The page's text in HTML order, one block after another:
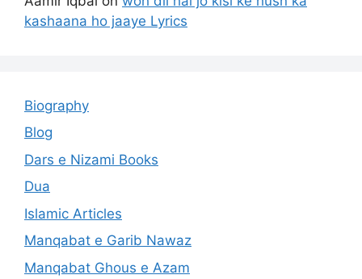
kashaana ho jaaye Lyrics
Biography
Blog
Dars e Nizami Books
Dua
Islamic Articles
Manqabat e Garib Nawaz
Manqabat Ghous e Azam